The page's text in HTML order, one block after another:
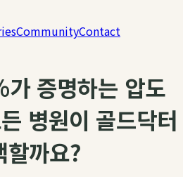
CommunityContact
증명하는 압도
병원이 골드닥터
할까요?